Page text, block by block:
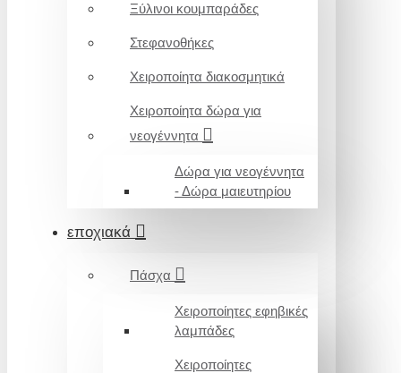
Ξύλινοι κουμπαράδες
Στεφανοθήκες
Χειροποίητα διακοσμητικά
Χειροποίητα δώρα για
νεογέννητα
Δώρα για νεογέννητα
- Δώρα μαιευτηρίου
εποχιακά
Πάσχα
Χειροποίητες εφηβικές
λαμπάδες
Χειροποίητες